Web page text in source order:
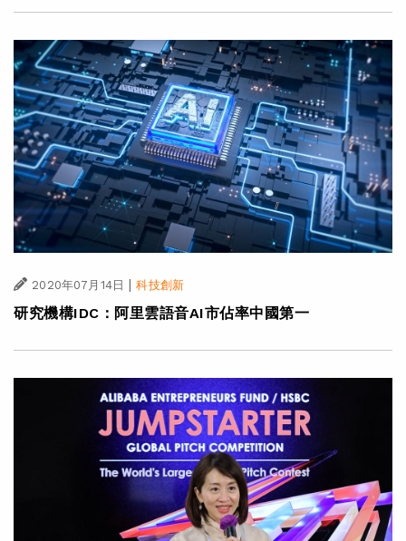
2020年07月14日 | 科技創新
研究機構IDC：阿里雲語音AI市佔率中國第一